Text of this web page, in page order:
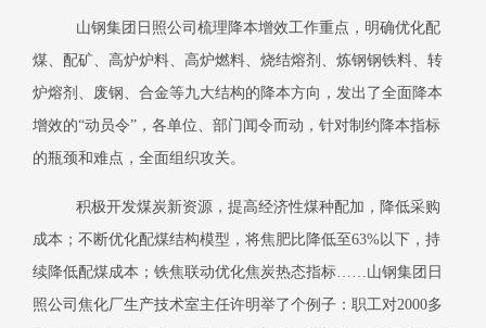
山钢集团日照公司梳理降本增效工作重点，明确优化配
煤、配矿、高炉炉料、高炉燃料、烧结熔剂、炼钢钢铁料、转
炉熔剂、废钢、合金等九大结构的降本方向，发出了全面降本
增效的“动员令”，各单位、部门闻令而动，针对制约降本指标
的瓶颈和难点，全面组织攻关。
积极开发煤炭新资源，提高经济性煤种配加，降低采购
成本；不断优化配煤结构模型，将焦肥比降低至63%以下，持
续降低配煤成本；铁焦联动优化焦炭热态指标……山钢集团日
照公司焦化厂生产技术室主任许明举了个例子：职工对2000多